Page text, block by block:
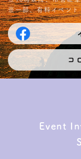
※一部、有料イベント
コ
Event